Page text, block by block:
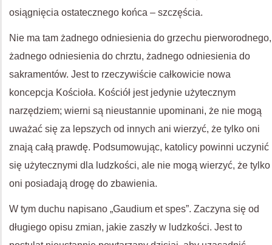
osiągnięcia ostatecznego końca – szczęścia.
Nie ma tam żadnego odniesienia do grzechu pierworodnego,
żadnego odniesienia do chrztu, żadnego odniesienia do
sakramentów. Jest to rzeczywiście całkowicie nowa
koncepcja Kościoła. Kościół jest jedynie użytecznym
narzędziem; wierni są nieustannie upominani, że nie mogą
uważać się za lepszych od innych ani wierzyć, że tylko oni
znają całą prawdę. Podsumowując, katolicy powinni uczynić
się użytecznymi dla ludzkości, ale nie mogą wierzyć, że tylko
oni posiadają drogę do zbawienia.
W tym duchu napisano „Gaudium et spes”. Zaczyna się od
długiego opisu zmian, jakie zaszły w ludzkości. Jest to